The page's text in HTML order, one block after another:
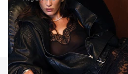
더 알아보기